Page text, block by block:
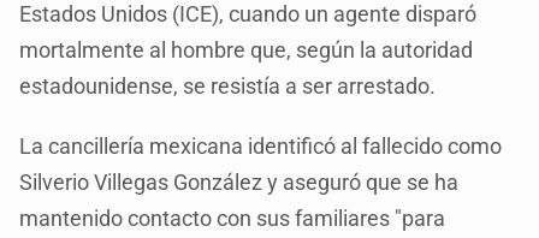
Estados Unidos (ICE), cuando un agente disparó
mortalmente al hombre que, según la autoridad
estadounidense, se resistía a ser arrestado.
La cancillería mexicana identificó al fallecido como
Silverio Villegas González y aseguró que se ha
mantenido contacto con sus familiares "para